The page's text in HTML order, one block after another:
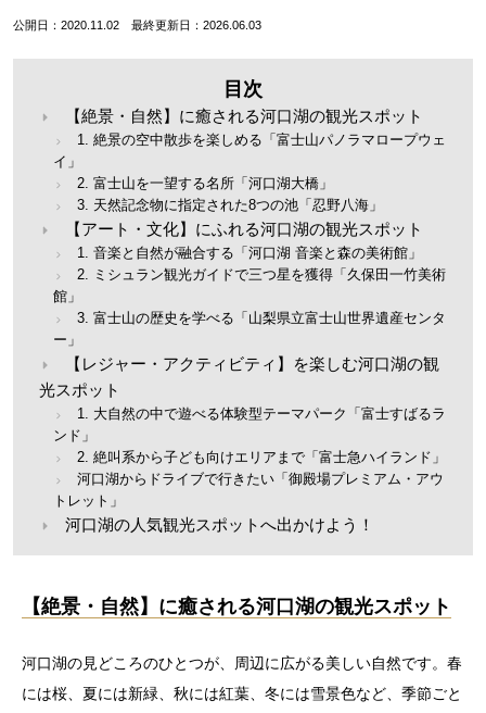
公開日：2020.11.02 最終更新日：2026.06.03
目次
【絶景・自然】に癒される河口湖の観光スポット
1. 絶景の空中散歩を楽しめる「富士山パノラマロープウェ
イ」
2. 富士山を一望する名所「河口湖大橋」
3. 天然記念物に指定された8つの池「忍野八海」
【アート・文化】にふれる河口湖の観光スポット
1. 音楽と自然が融合する「河口湖 音楽と森の美術館」
2. ミシュラン観光ガイドで三つ星を獲得「久保田一竹美術
館」
3. 富士山の歴史を学べる「山梨県立富士山世界遺産センタ
ー」
【レジャー・アクティビティ】を楽しむ河口湖の観
光スポット
1. 大自然の中で遊べる体験型テーマパーク「富士すばるラ
ンド」
2. 絶叫系から子ども向けエリアまで「富士急ハイランド」
河口湖からドライブで行きたい「御殿場プレミアム・アウ
トレット」
河口湖の人気観光スポットへ出かけよう！
【絶景・自然】に癒される河口湖の観光スポット
河口湖の見どころのひとつが、周辺に広がる美しい自然です。春
には桜、夏には新緑、秋には紅葉、冬には雪景色など、季節ごと